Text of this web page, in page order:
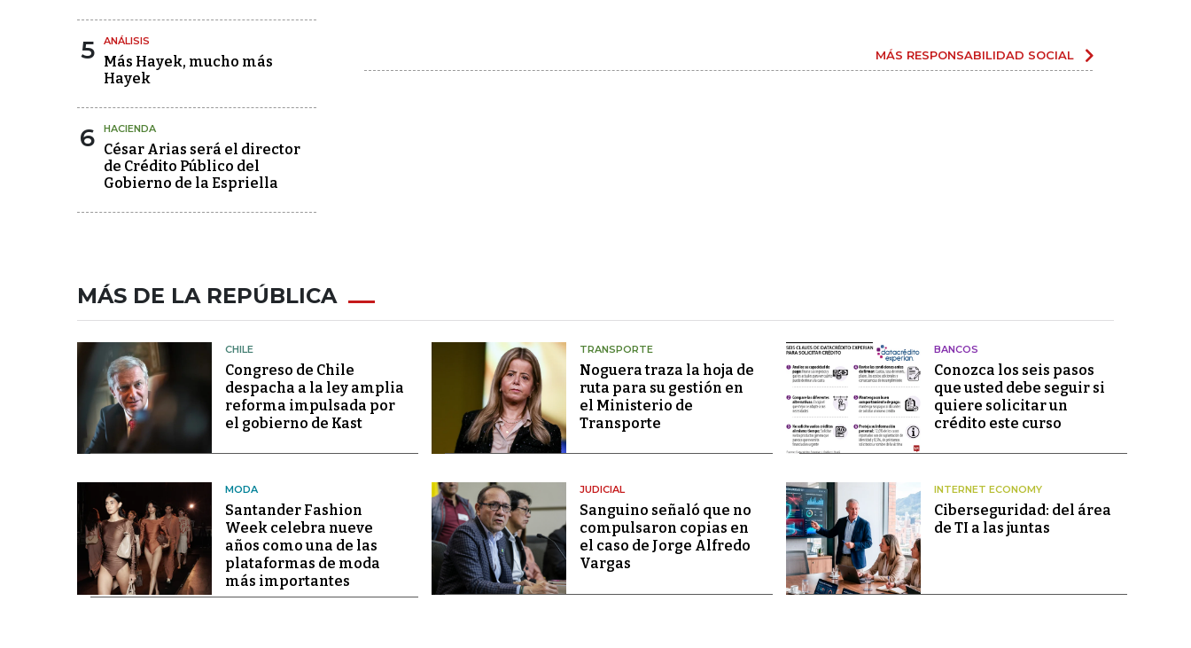
5 ANÁLISIS
Más Hayek, mucho más
Hayek
6 HACIENDA
César Arias será el director
de Crédito Público del
Gobierno de la Espriella
MÁS RESPONSABILIDAD SOCIAL
MÁS DE LA REPÚBLICA
CHILE
Congreso de Chile
despacha a la ley amplia
reforma impulsada por
el gobierno de Kast
TRANSPORTE
Noguera traza la hoja de
ruta para su gestión en
el Ministerio de
Transporte
BANCOS
Conozca los seis pasos
que usted debe seguir si
quiere solicitar un
crédito este curso
MODA
Santander Fashion
Week celebra nueve
años como una de las
plataformas de moda
más importantes
JUDICIAL
Sanguino señaló que no
compulsaron copias en
el caso de Jorge Alfredo
Vargas
INTERNET ECONOMY
Ciberseguridad: del área
de TI a las juntas